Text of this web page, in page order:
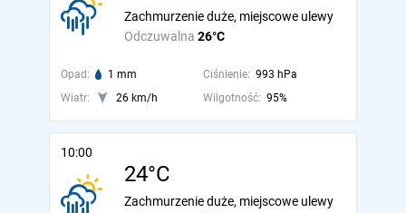
Odczuwalna 26°C
Zachmurzenie duże, miejscowe ulewy
Opad: 1 mm Ciśnienie: 993 hPa
Wiatr:
26 km/h Wilgotność: 95%
10:00
24°C
Zachmurzenie duże, miejscowe ulewy